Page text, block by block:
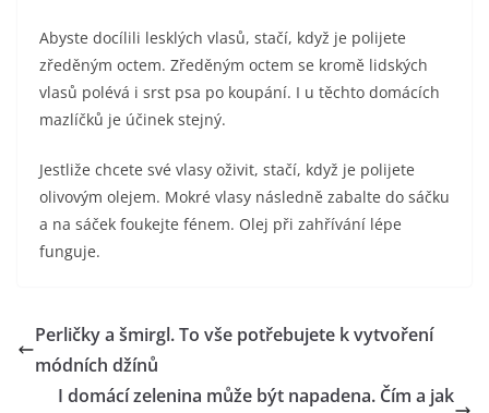
Abyste docílili lesklých vlasů, stačí, když je polijete
zředěným octem. Zředěným octem se kromě lidských
vlasů polévá i srst psa po koupání. I u těchto domácích
mazlíčků je účinek stejný.
Jestliže chcete své vlasy oživit, stačí, když je polijete
olivovým olejem. Mokré vlasy následně zabalte do sáčku
a na sáček foukejte fénem. Olej při zahřívání lépe
funguje.
Perličky a šmirgl. To vše potřebujete k vytvoření
módních džínů
I domácí zelenina může být napadena. Čím a jak